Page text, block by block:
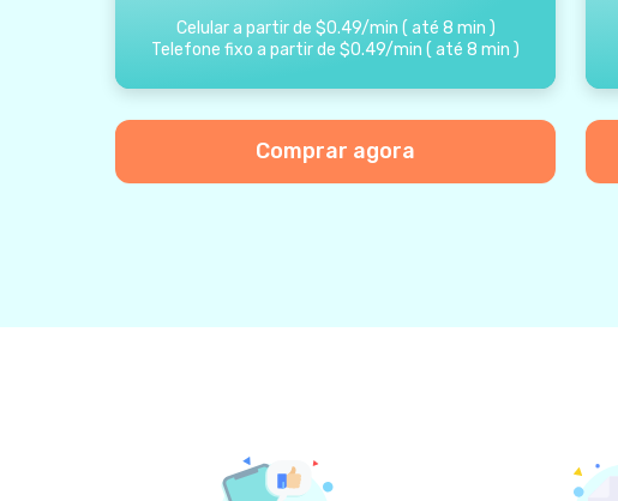
Celular a partir de $0.49/min ( até 8 min )
Telefone fixo a partir de $0.49/min (até 8 min )
Comprar agora